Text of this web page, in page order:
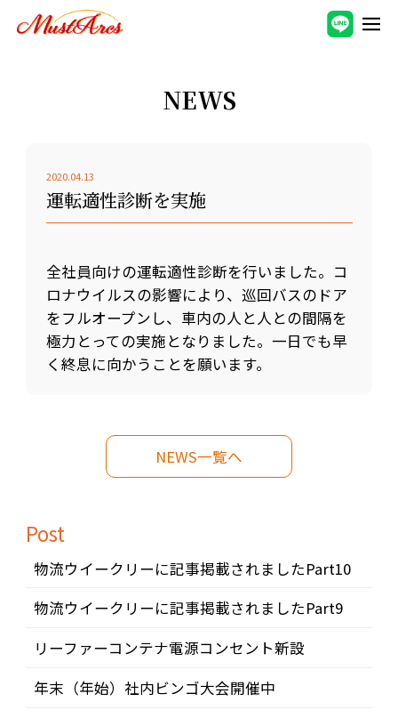
NEWS
2020.04.13
運転適性診断を実施
全社員向けの運転適性診断を行いました。コ
ロナウイルスの影響により、巡回バスのドア
をフルオープンし、車内の人と人との間隔を
極力とっての実施となりました。一日でも早
く終息に向かうことを願います。
NEWS一覧へ
Post
物流ウイークリーに記事掲載されましたPart10
物流ウイークリーに記事掲載されましたPart9
リーファーコンテナ電源コンセント新設
年末（年始）社内ビンゴ大会開催中